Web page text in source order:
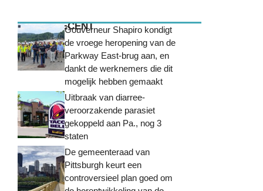
MEEST RECENTGouverneur Shapiro kondigt
de vroege heropening van de
Parkway East-brug aan, en
dankt de werknemers die dit
mogelijk hebben gemaakt
Uitbraak van diarree-
veroorzakende parasiet
gekoppeld aan Pa., nog 3
staten
De gemeenteraad van
Pittsburgh keurt een
controversieel plan goed om